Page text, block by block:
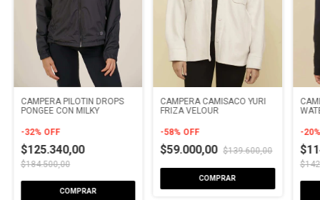
CAMPERA PILOTIN DROPS
PONGEE CON MILKY
-32% OFF
$125.340,00
$184.500,00
COMPRAR
CAMPERA CAMISACO YURI
FRIZA VELOUR
-58% OFF
$59.000,00 $139.600,00
COMPRAR
-20